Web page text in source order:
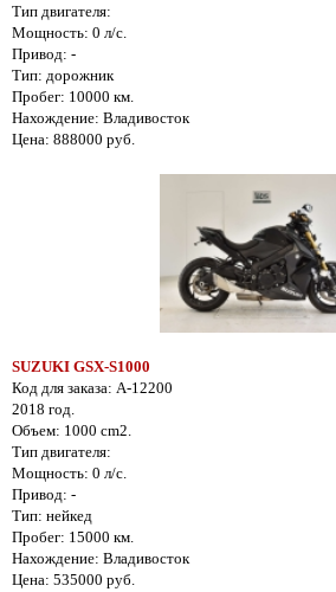
Тип двигателя:
Мощность: 0 л/с.
Привод: -
Тип: дорожник
Пробег: 10000 км.
Нахождение: Владивосток
Цена: 888000 руб.
SUZUKI GSX-S1000
Код для заказа: A-12200
2018 год.
Объем: 1000 cm2.
Тип двигателя:
Мощность: 0 л/с.
Привод: -
Тип: нейкед
Пробег: 15000 км.
Нахождение: Владивосток
Цена: 535000 руб.